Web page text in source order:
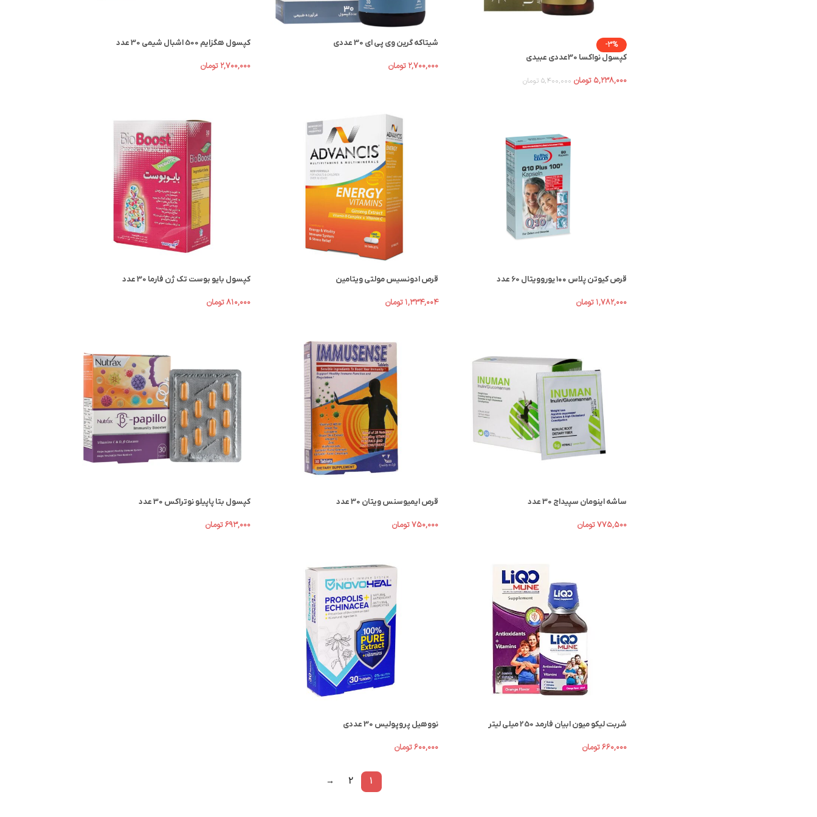
-3%
کپسول نواکسا 30عددی عبیدی
۵,۴۰۰,۰۰۰ تومان ۵,۲۳۸,۰۰۰ تومان
شیتاکه گرین وی پی ای 30 عددی
۲,۷۰۰,۰۰۰ تومان
کپسول هگزایم 500 اشبال شیمی 30 عدد
۲,۷۰۰,۰۰۰ تومان
قرص کیوتن پلاس ۱۰۰ یوروویتال 60 عدد
۱,۷۸۲,۰۰۰ تومان
قرص ادونسیس مولتی ویتامین
۱,۳۳۴,۰۰۴ تومان
کپسول بایو بوست تک ژن فارما 30 عدد
۸۱۰,۰۰۰ تومان
ساشه اینومان سپیداج 30 عدد
۷۷۵,۵۰۰ تومان
قرص ایمیوسنس ویتان 30 عدد
۷۵۰,۰۰۰ تومان
کپسول بتا پاپیلو نوتراکس 30 عدد
۶۹۳,۰۰۰ تومان
شربت لیکو میون ابیان فارمد 250 میلی لیتر
۶۶۰,۰۰۰ تومان
نووهیل پروپولیس 30 عددی
۶۰۰,۰۰۰ تومان
1
2
→